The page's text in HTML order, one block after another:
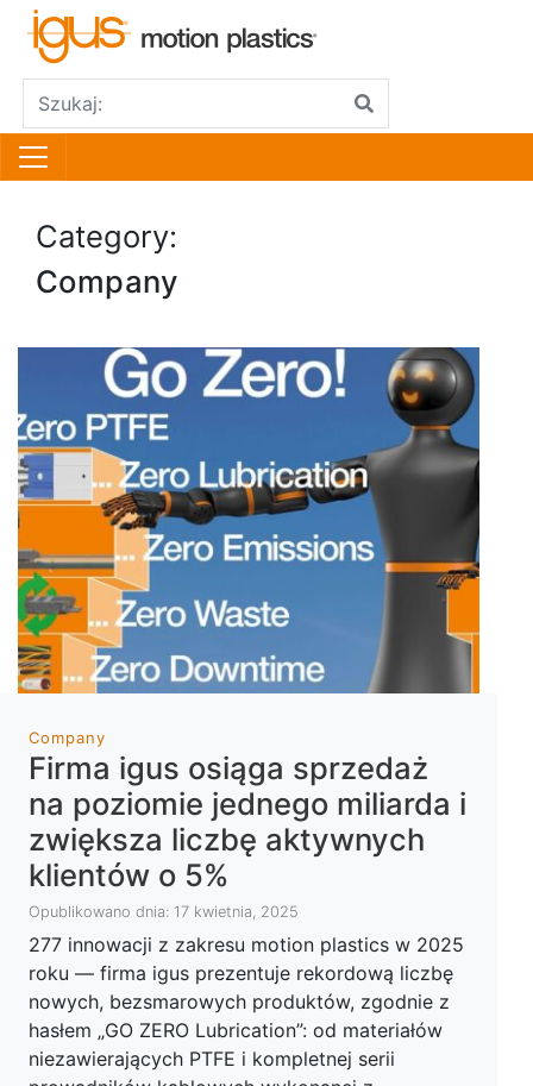
Category:
Company
Company
Firma igus osiąga sprzedaż
na poziomie jednego miliarda i
zwiększa liczbę aktywnych
klientów o 5%
Opublikowano dnia: 17 kwietnia, 2025
277 innowacji z zakresu motion plastics w 2025
roku — firma igus prezentuje rekordową liczbę
nowych, bezsmarowych produktów, zgodnie z
hasłem „GO ZERO Lubrication”: od materiałów
niezawierających PTFE i kompletnej serii